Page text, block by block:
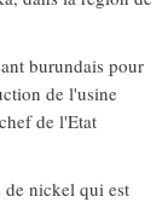
burundais pour
de l'usine
de l'Etat
de nickel qui est